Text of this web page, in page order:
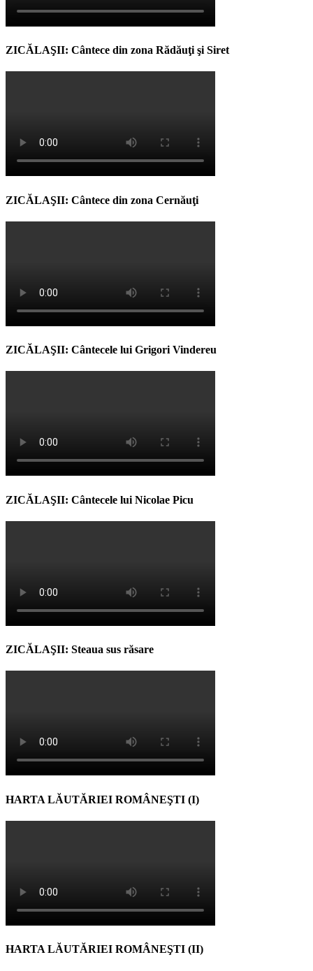
ZICĂLAŞII: Cântece din zona Rădăuţi şi Siret
ZICĂLAŞII: Cântece din zona Cernăuţi
ZICĂLAŞII: Cântecele lui Grigori Vindereu
ZICĂLAŞII: Cântecele lui Nicolae Picu
ZICĂLAŞII: Steaua sus răsare
HARTA LĂUTĂRIEI ROMÂNEŞTI (I)
HARTA LĂUTĂRIEI ROMÂNEŞTI (II)